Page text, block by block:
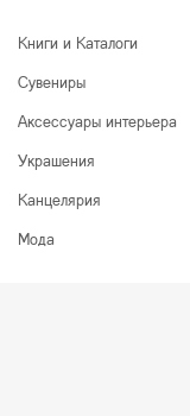
Книги и Каталоги
Сувениры
Аксессуары интерьера
Украшения
Канцелярия
Мода